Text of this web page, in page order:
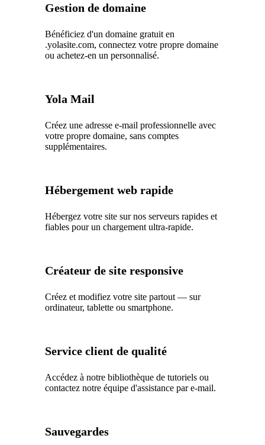
Gestion de domaine
Bénéficiez d'un domaine gratuit en
.yolasite.com, connectez votre propre domaine
ou achetez-en un personnalisé.
Yola Mail
Créez une adresse e-mail professionnelle avec
votre propre domaine, sans comptes
supplémentaires.
Hébergement web rapide
Hébergez votre site sur nos serveurs rapides et
fiables pour un chargement ultra-rapide.
Créateur de site responsive
Créez et modifiez votre site partout — sur
ordinateur, tablette ou smartphone.
Service client de qualité
Accédez à notre bibliothèque de tutoriels ou
contactez notre équipe d'assistance par e-mail.
Sauvegardes